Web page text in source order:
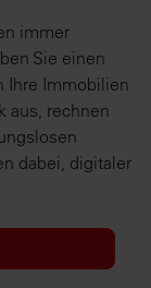
immer
Sie einen
Ihre Immobilien
aus, rechnen
dabei, digitaler